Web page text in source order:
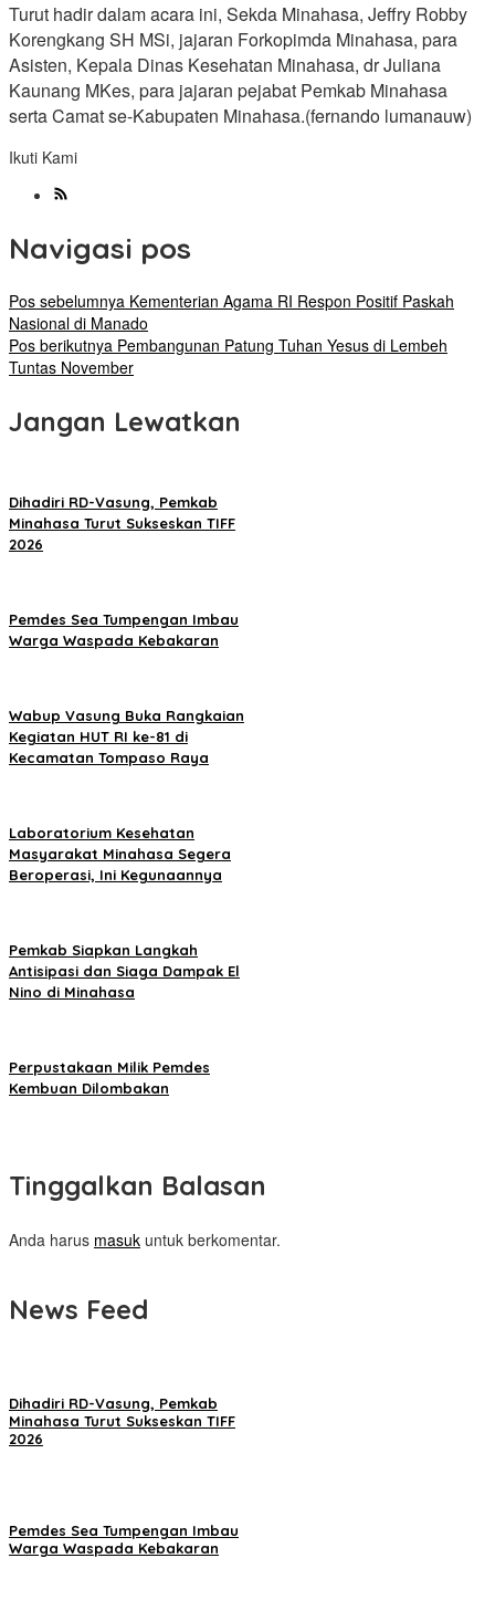
Turut hadir dalam acara ini, Sekda Minahasa, Jeffry Robby
Korengkang SH MSi, jajaran Forkopimda Minahasa, para
Asisten, Kepala Dinas Kesehatan Minahasa, dr Juliana
Kaunang MKes, para jajaran pejabat Pemkab Minahasa
serta Camat se-Kabupaten Minahasa.(fernando lumanauw)
Ikuti Kami
Navigasi pos
Pos sebelumnya Kementerian Agama RI Respon Positif Paskah
Nasional di Manado
Pos berikutnya Pembangunan Patung Tuhan Yesus di Lembeh
Tuntas November
Jangan Lewatkan
Dihadiri RD-Vasung, Pemkab
Minahasa Turut Sukseskan TIFF
2026
Pemdes Sea Tumpengan Imbau
Warga Waspada Kebakaran
Wabup Vasung Buka Rangkaian
Kegiatan HUT RI ke-81 di
Kecamatan Tompaso Raya
Laboratorium Kesehatan
Masyarakat Minahasa Segera
Beroperasi, Ini Kegunaannya
Pemkab Siapkan Langkah
Antisipasi dan Siaga Dampak El
Nino di Minahasa
Perpustakaan Milik Pemdes
Kembuan Dilombakan
Tinggalkan Balasan
Anda harus masuk untuk berkomentar.
News Feed
Dihadiri RD-Vasung, Pemkab
Minahasa Turut Sukseskan TIFF
2026
Pemdes Sea Tumpengan Imbau
Warga Waspada Kebakaran